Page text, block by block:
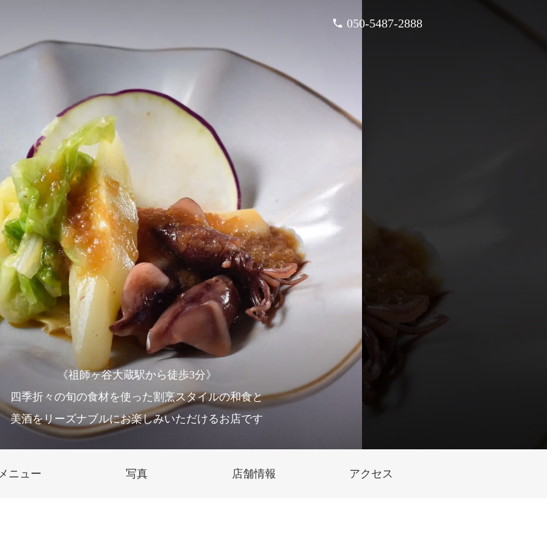
050-5487-2888
《祖師ヶ谷大蔵駅から徒歩3分》
四季折々の旬の食材を使った割烹スタイルの和食と
美酒をリーズナブルにお楽しみいただけるお店です
ニュー 写真 店舗情報 アクセス